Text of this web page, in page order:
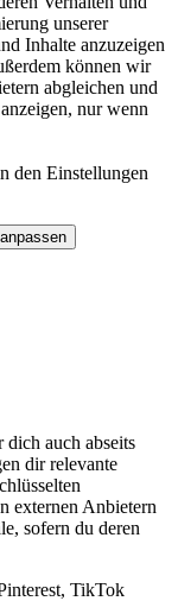
unserer
Inhalte anzuzeigen
können wir
abgleichen und
nur wenn
den Einstellungen
auch abseits
dir relevante
externen Anbietern
sofern du deren
TikTok